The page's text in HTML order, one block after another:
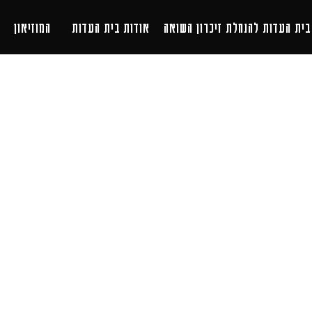
להנחלת זיכרון השואה אודות בית העדות המוזיאון